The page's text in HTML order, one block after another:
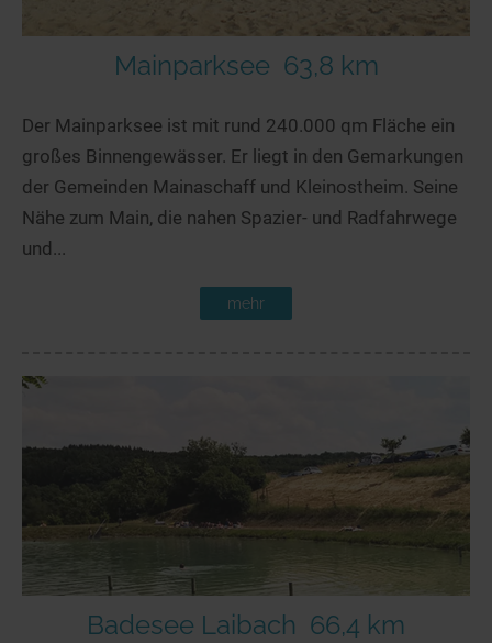
Mainparksee 63,8 km
Der Mainparksee ist mit rund 240.000 qm Fläche ein
großes Binnengewässer. Er liegt in den Gemarkungen
der Gemeinden Mainaschaff und Kleinostheim. Seine
Nähe zum Main, die nahen Spazier- und Radfahrwege
und...
mehr
Badesee Laibach 66,4 km